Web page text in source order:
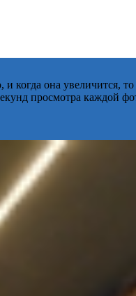
она увеличится,
просмотра каждой